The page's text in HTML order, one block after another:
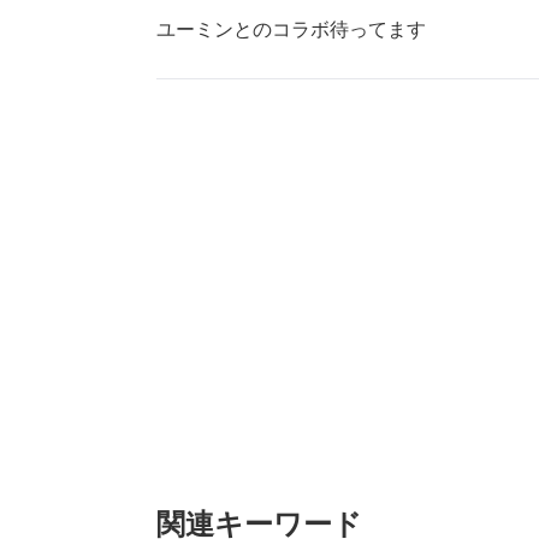
ユーミンとのコラボ待ってます
関連キーワード